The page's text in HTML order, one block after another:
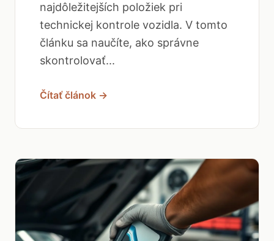
najdôležitejších položiek pri
technickej kontrole vozidla. V tomto
článku sa naučíte, ako správne
skontrolovať...
Čítať článok →